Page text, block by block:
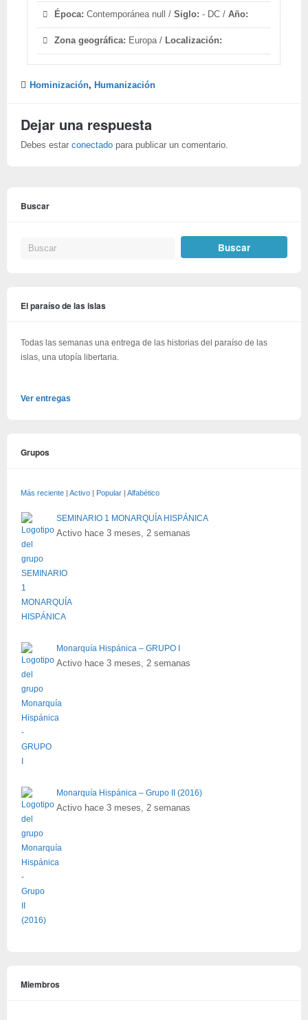
Época: Contemporánea null /Siglo: - DC /Año:
Zona geográfica: Europa / Localización:
Hominización, Humanización
Dejar una respuesta
Debes estar conectado para publicar un comentario.
Buscar
El paraíso de las islas
Todas las semanas una entrega de las historias del paraíso de las
islas, una utopía libertaria.
Ver entregas
Grupos
Más reciente Activo Popular Alfabético
SEMINARIO 1 MONARQUÍA HISPÁNICA
Activo hace 3 meses, 2 semanas
Monarquía Hispánica – GRUPO I
Activo hace 3 meses, 2 semanas
Monarquía Hispánica – Grupo II (2016)
Activo hace 3 meses, 2 semanas
Miembros